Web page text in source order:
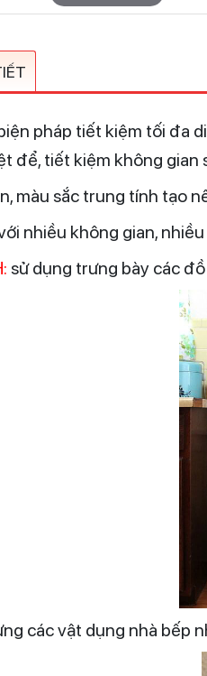
pháp tiết kiệm tối đa
để, tiết kiệm không gian
màu sắc trung tính tạo
nhiều không gian,
sử dụng trưng bày các
các vật dụng nhà bếp